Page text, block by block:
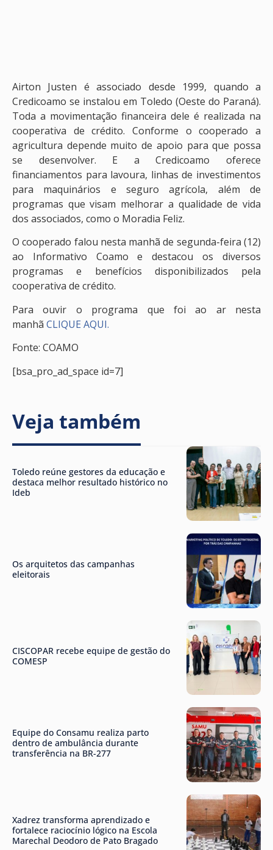
Airton Justen é associado desde 1999, quando a
Credicoamo se instalou em Toledo (Oeste do Paraná).
Toda a movimentação financeira dele é realizada na
cooperativa de crédito. Conforme o cooperado a
agricultura depende muito de apoio para que possa
se desenvolver. E a Credicoamo oferece
financiamentos para lavoura, linhas de investimentos
para maquinários e seguro agrícola, além de
programas que visam melhorar a qualidade de vida
dos associados, como o Moradia Feliz.
O cooperado falou nesta manhã de segunda-feira (12)
ao Informativo Coamo e destacou os diversos
programas e benefícios disponibilizados pela
cooperativa de crédito.
Para ouvir o programa que foi ao ar nesta
manhã CLIQUE AQUI.
Fonte: COAMO
[bsa_pro_ad_space id=7]
Veja também
Toledo reúne gestores da educação e
destaca melhor resultado histórico no
Ideb
Os arquitetos das campanhas
eleitorais
CISCOPAR recebe equipe de gestão do
COMESP
Equipe do Consamu realiza parto
dentro de ambulância durante
transferência na BR-277
Xadrez transforma aprendizado e
fortalece raciocínio lógico na Escola
Marechal Deodoro de Pato Bragado